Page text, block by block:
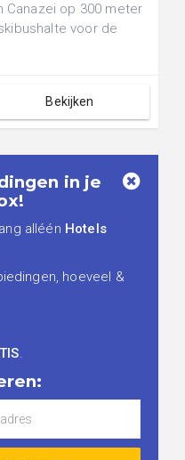
Canazei op 300 meter
voor de
Bekijken
in je
alléén Hotels
hoeveel &
.